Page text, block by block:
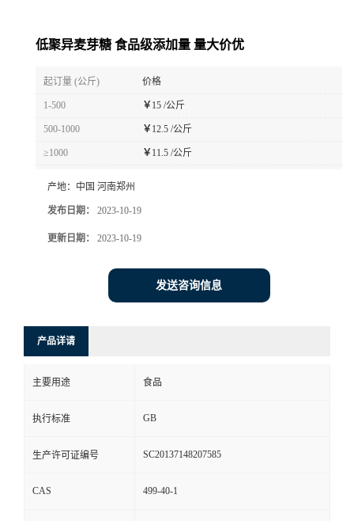
低聚异麦芽糖 食品级添加量 量大价优
起订量 (公斤) 价格
1-500 ￥ 15 /公斤
500-1000 ￥ 12.5 /公斤
≥1000 ￥ 11.5 /公斤
产地： 中国 河南郑州
发布日期： 2023-10-19
更新日期： 2023-10-19
发送咨询信息
产品详请
主要用途 食品
执行标准 GB
生产许可证编号 SC20137148207585
CAS 499-40-1